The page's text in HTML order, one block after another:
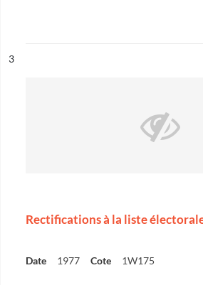
n°
3
Rectifications à la liste
Date 1977 Cote 1W175